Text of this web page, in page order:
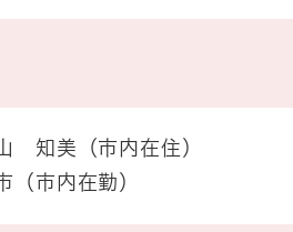
知美（市内在住）
市内在勤）